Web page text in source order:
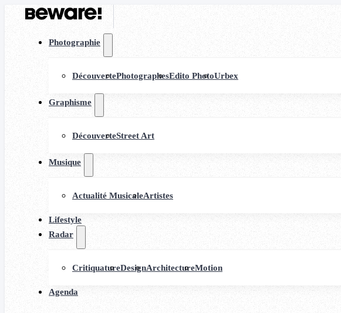
Photographie
DécouvertePhotographesEdito PhotoUrbex
Graphisme
DécouverteStreet Art
Musique
Actualité MusicaleArtistes
Lifestyle
Radar
CritiquatureDesignArchitectureMotion
Agenda